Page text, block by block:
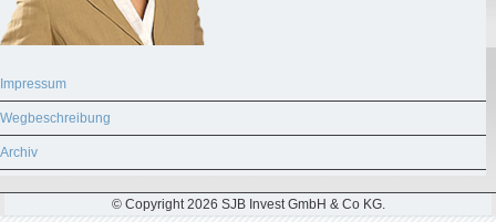
Impressum
Wegbeschreibung
Archiv
© Copyright 2026 SJB Invest GmbH & Co KG.